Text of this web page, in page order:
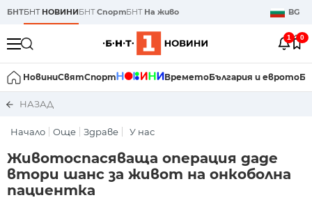
БНТБНТ НОВИНИБНТСпортБНТ На живо BG
1 0
НовиниСвятСпорт ВреметоБългария и еврото
НАЗАД
Начало Още Здраве У нас
Животоспасяваща операция даде
втори шанс за живот на онкоболна
пациентка